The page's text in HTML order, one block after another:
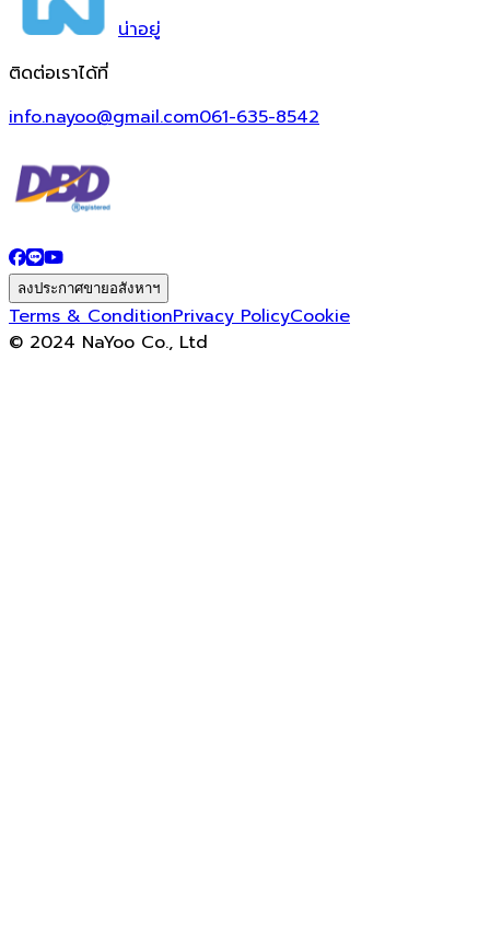
น่าอยู่
ติดต่อเราได้ที่
info.nayoo@gmail.com061-635-8542
ลงประกาศขายอสังหาฯ
Terms & ConditionPrivacy PolicyCookie
© 2024 NaYoo Co., Ltd